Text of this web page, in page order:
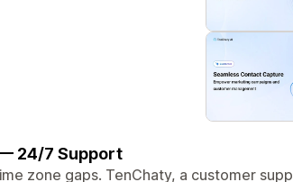
24/7 Support
zone gaps. TenChaty, a customer